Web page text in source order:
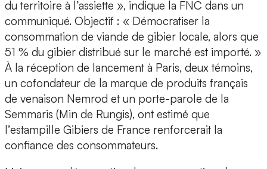
du territoire à l’assiette », indique la FNC dans un
communiqué. Objectif : « Démocratiser la
consommation de viande de gibier locale, alors que
51 % du gibier distribué sur le marché est importé. »
À la réception de lancement à Paris, deux témoins,
un cofondateur de la marque de produits français
de venaison Nemrod et un porte-parole de la
Semmaris (Min de Rungis), ont estimé que
l’estampille Gibiers de France renforcerait la
confiance des consommateurs.